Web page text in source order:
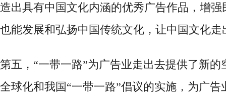
造出具有中国文化内涵的优秀广告作品，增强
也能发展和弘扬中国传统文化，让中国文化走
第五， “一带一路”为广告业走出去提供了新
全球化和我国“一带一路”倡议的实施，为广告